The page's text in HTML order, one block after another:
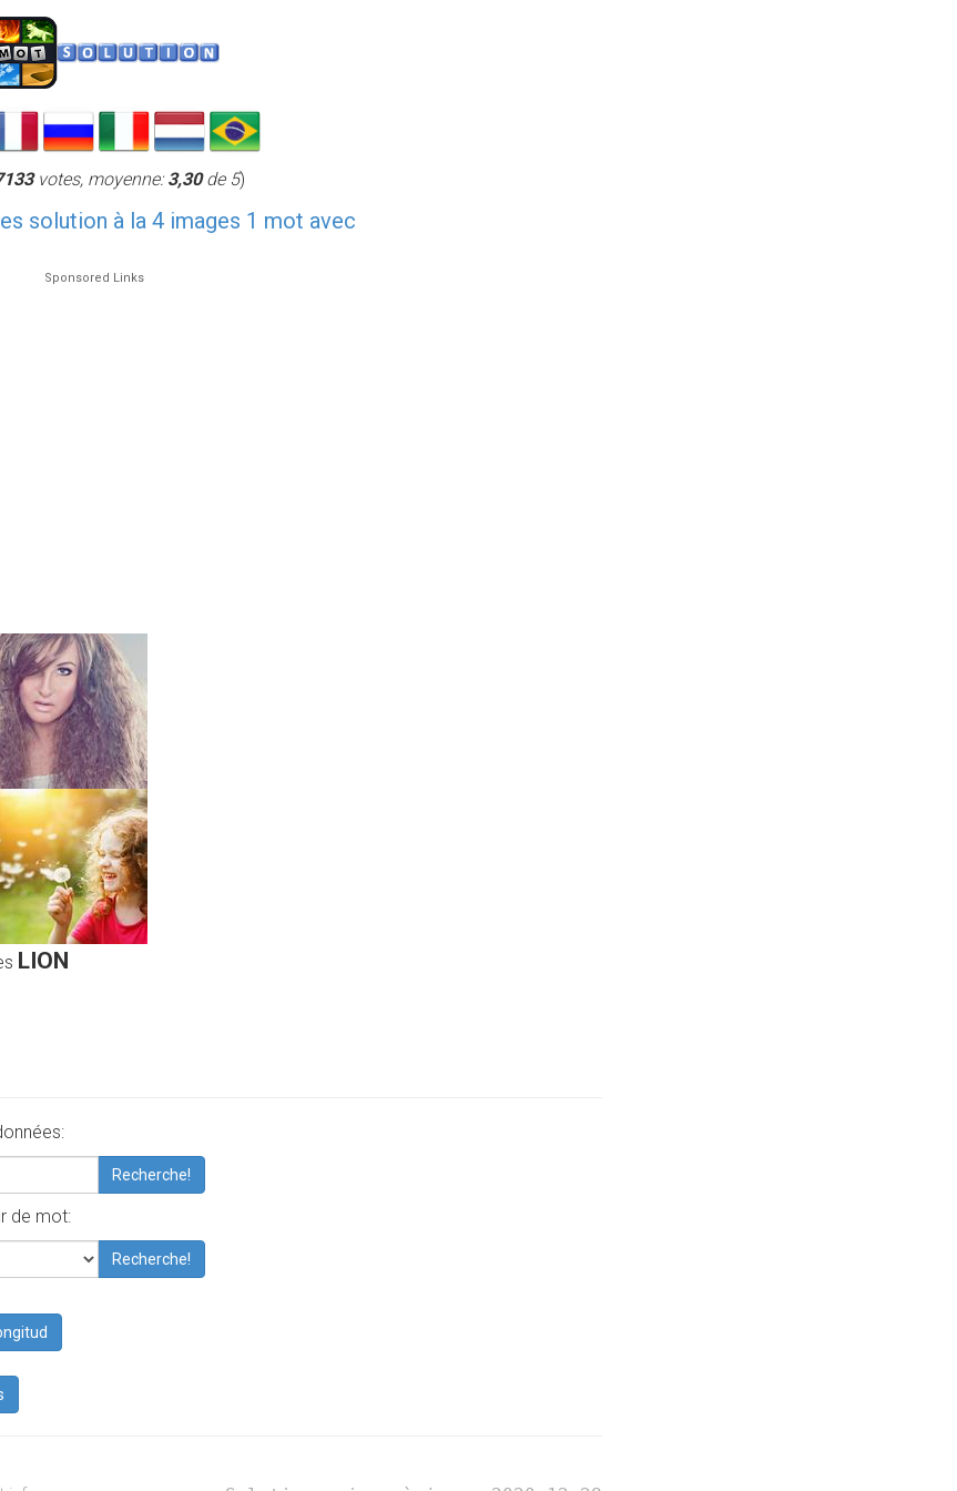
votes, moyenne:3,30de 5)
solution à la 4 images 1 mot avec
Sponsored Links
LION
Recherche!
de mot:
Recherche!